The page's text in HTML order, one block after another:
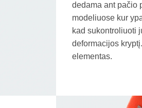
dedama ant pačio
modeliuose kur
kad sukontroliuoti
deformacijos
elementas.